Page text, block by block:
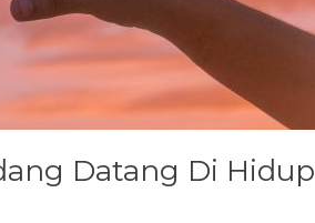
Datang Di Hidup